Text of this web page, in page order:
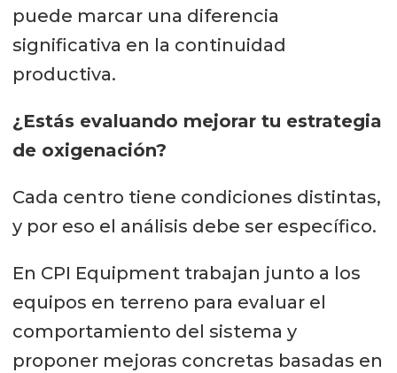
puede marcar una diferencia
significativa en la continuidad
productiva.
¿Estás evaluando mejorar tu estrategia
de oxigenación?
Cada centro tiene condiciones distintas,
y por eso el análisis debe ser específico.
En CPI Equipment trabajan junto a los
equipos en terreno para evaluar el
comportamiento del sistema y
proponer mejoras concretas basadas en